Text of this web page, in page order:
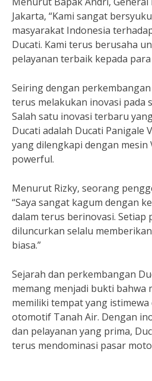
Jakarta, “Kami sangat
masyarakat Indonesia
Ducati. Kami terus berusaha
pelayanan terbaik kepada
Seiring dengan
terus melakukan inovasi pada
Salah satu inovasi terbaru
Ducati adalah Ducati Panigale
yang dilengkapi dengan mesin
powerful.
Menurut Rizky, seorang
“Saya sangat kagum dengan
dalam terus berinovasi. Setiap
diluncurkan selalu
biasa.”
Sejarah dan perkembangan
memang menjadi bukti bahwa
memiliki tempat yang
otomotif Tanah Air. Dengan
dan pelayanan yang prima,
terus mendominasi pasar